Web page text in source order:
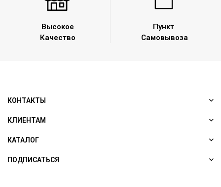
Высокое
Качество
Пункт
Самовывоза
КОНТАКТЫ
КЛИЕНТАМ
КАТАЛОГ
ПОДПИСАТЬСЯ